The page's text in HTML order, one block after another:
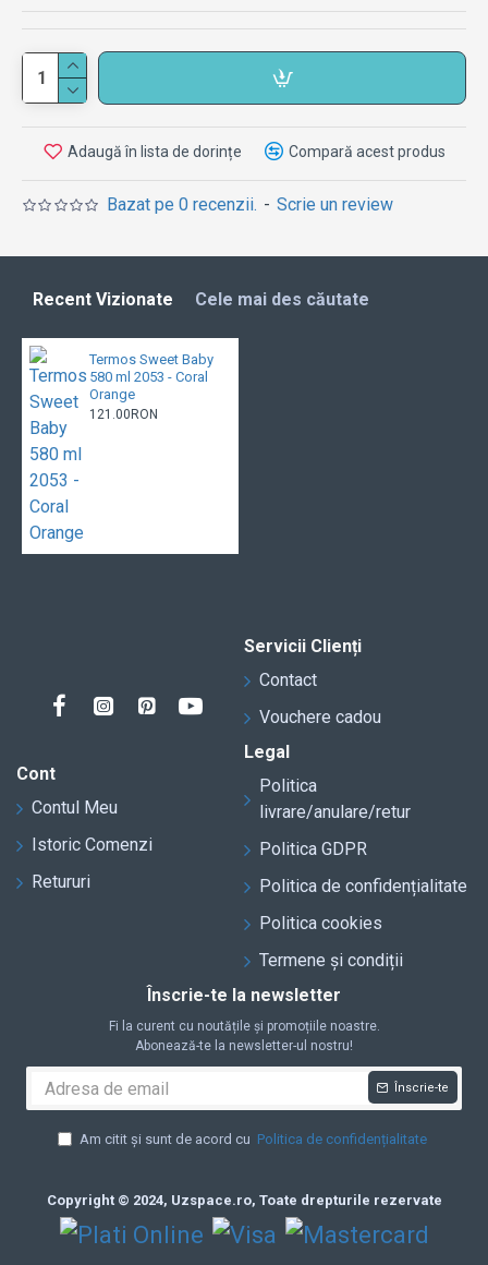
Bazat pe 0 recenzii. - Scrie un review
Adaugă în lista de dorințe Compară acest produs
Recent Vizionate Cele mai des căutate
Termos Sweet Baby
580 ml 2053 - Coral
Orange
121.00RON
Servicii Clienți
Contact
Vouchere cadou
Cont
Contul Meu
Istoric Comenzi
Retururi
Legal
Politica
livrare/anulare/retur
Politica GDPR
Politica de confidențialitate
Politica cookies
Termene și condiții
Înscrie-te la newsletter
Fi la curent cu noutățile și promoțiile noastre.
Abonează-te la newsletter-ul nostru!
Înscrie-te
Am citit și sunt de acord cu Politica de confidențialitate
Copyright © 2024, Uzspace.ro, Toate drepturile rezervate